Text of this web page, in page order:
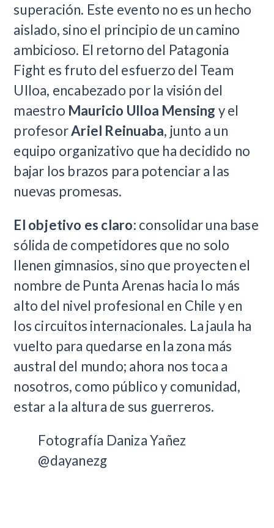
superación. Este evento no es un hecho
aislado, sino el principio de un camino
ambicioso. El retorno del Patagonia
Fight es fruto del esfuerzo del Team
Ulloa, encabezado por la visión del
maestro Mauricio Ulloa Mensing y el
profesorAriel Reinuaba, junto a un
equipo organizativo que ha decidido no
bajar los brazos para potenciar a las
nuevas promesas.
El objetivo es claro: consolidar una base
sólida de competidores que no solo
llenen gimnasios, sino que proyecten el
nombre de Punta Arenas hacia lo más
alto del nivel profesional en Chile y en
los circuitos internacionales. La jaula ha
vuelto para quedarse en la zona más
austral del mundo; ahora nos toca a
nosotros, como público y comunidad,
estar a la altura de sus guerreros.
Fotografía Daniza Yañez
@dayanezg